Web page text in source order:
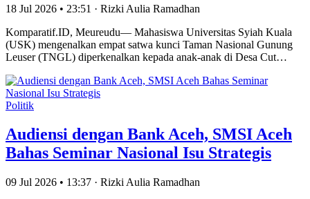
18 Jul 2026 • 23:51 · Rizki Aulia Ramadhan
Komparatif.ID, Meureudu— Mahasiswa Universitas Syiah Kuala
(USK) mengenalkan empat satwa kunci Taman Nasional Gunung
Leuser (TNGL) diperkenalkan kepada anak-anak di Desa Cut…
Politik
Audiensi dengan Bank Aceh, SMSI Aceh
Bahas Seminar Nasional Isu Strategis
09 Jul 2026 • 13:37 · Rizki Aulia Ramadhan